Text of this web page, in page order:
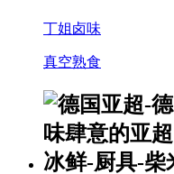
丁姐卤味
真空熟食